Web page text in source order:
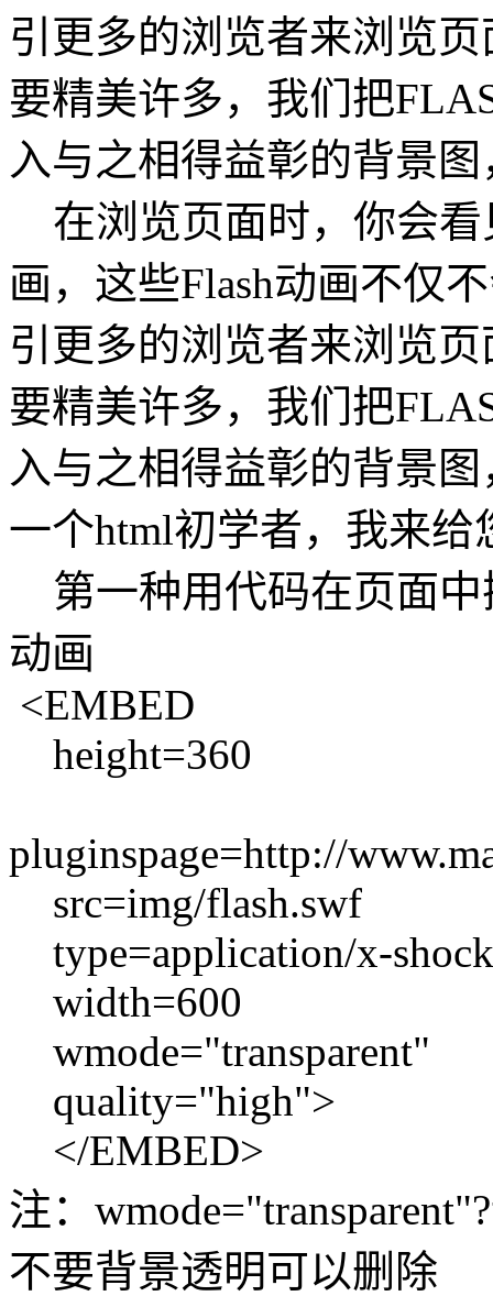
引更多的浏览者来浏览
要精美许多，我们把
入与之相得益彰的背景
在浏览页面时，你会看
画，这些Flash动画不仅
引更多的浏览者来浏览
要精美许多，我们把
入与之相得益彰的背景
一个html初学者，我来
第一种用代码在页面中
动画
<EMBED
height=360
pluginspage=http://
src=img/flash.swf
type=application/x-
width=600
wmode="transparent"
quality="high">
</EMBED>
注：
不要背景透明可以删除